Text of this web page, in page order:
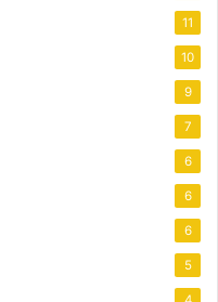
11
10
9
7
6
6
6
5